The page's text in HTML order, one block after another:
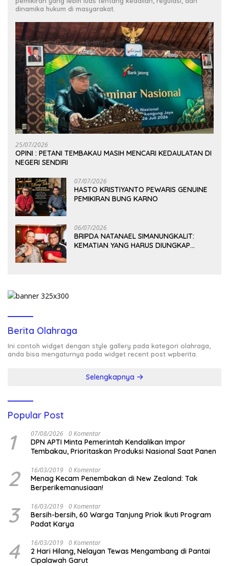
dinamika hukum di masyarakat.
25/07/2026
OPINI : PETANI TEMBAKAU MASIH MENCARI KEDAULATAN DI
NEGERI SENDIRI
07/07/2026
HASTO KRISTIYANTO PEWARIS GENUINE
PEMIKIRAN BUNG KARNO
06/07/2026
BRIPDA NATANAEL SIMANUNGKALIT:
KEMATIAN YANG HARUS DIUNGKAP
Berita Olahraga
Ini contoh widget dengan style gallery pada kategori olahraga,
anda bisa mengaturnya pada widget recent post wpberita.
Selengkapnya
Popular Post
1 07/08/2026 0 Komentar
DPN APTI Minta Pemerintah Kendalikan Impor
Tembakau, Prioritaskan Produksi Nasional Saat Panen
2 16/03/2019 0 Komentar
Menag Kecam Penembakan di New Zealand: Tak
Berperikemanusiaan!
3 16/03/2019 0 Komentar
Bersih-bersih, 60 Warga Tanjung Priok Ikuti Program
Padat Karya
4 16/03/2019 0 Komentar
2 Hari Hilang, Nelayan Tewas Mengambang di Pantai
Cipalawah Garut